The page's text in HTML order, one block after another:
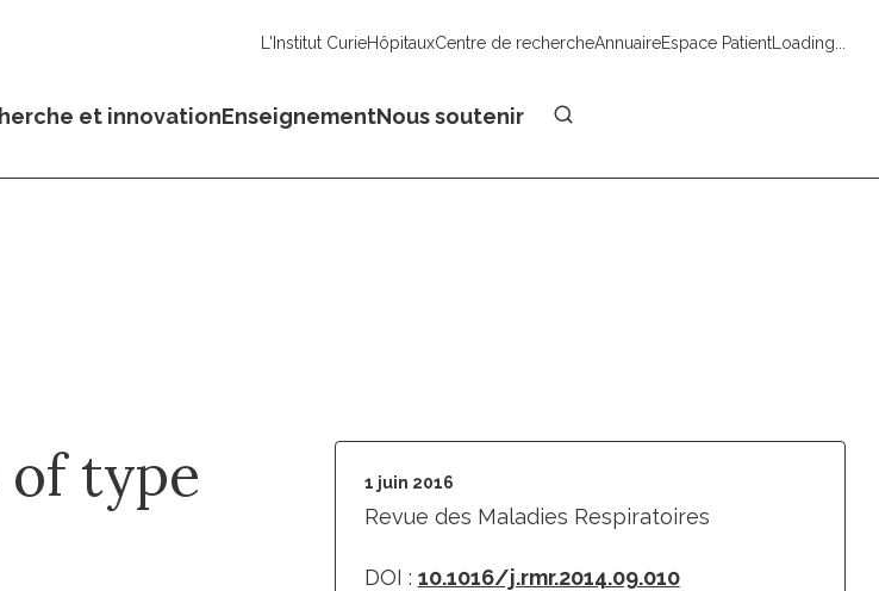
L'Institut CurieHôpitauxCentre de rechercheAnnuaireEspace PatientLoading...
et innovationEnseignementNous soutenir
type
1 juin 2016
Revue des Maladies Respiratoires
DOI : 10.1016/j.rmr.2014.09.010